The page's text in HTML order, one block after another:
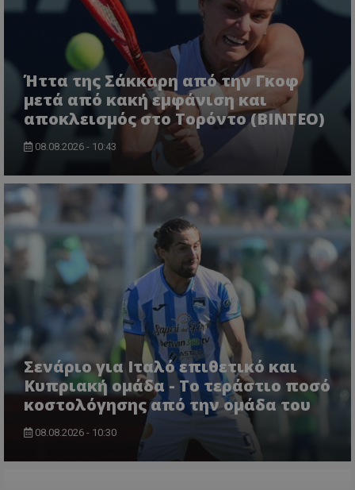
Ήττα της Σάκκαρη από την Γκοφ
μετά από κακή εμφάνιση και
αποκλεισμός στο Τορόντο (ΒΙΝΤΕΟ)
08.08.2026 - 10:43
Σενάριο για Ιταλό επιθετικό και
Κυπριακή ομάδα - Το τεράστιο ποσό
κοστολόγησης από την ομάδα του
08.08.2026 - 10:30